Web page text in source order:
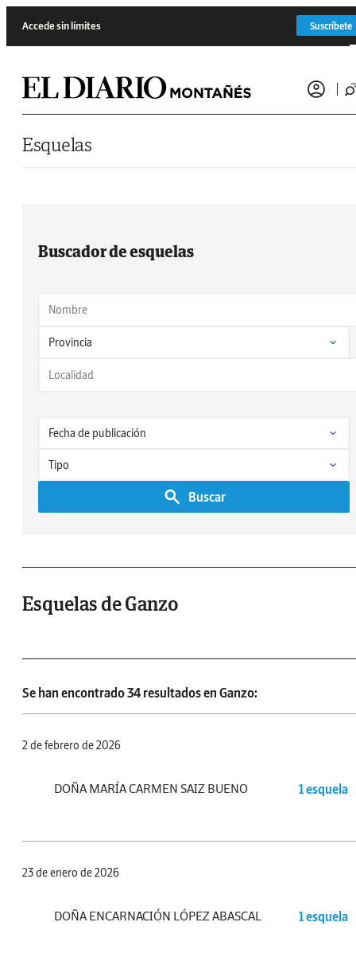
Accede sin límites Suscríbete
Esquelas
Buscador de esquelas
Buscar
Esquelas de Ganzo
Se han encontrado 34 resultados en Ganzo:
2 de febrero de 2026
DOÑA MARÍA CARMEN SAIZ BUENO 1 esquela
23 de enero de 2026
DOÑA ENCARNACIÓN LÓPEZ ABASCAL 1 esquela